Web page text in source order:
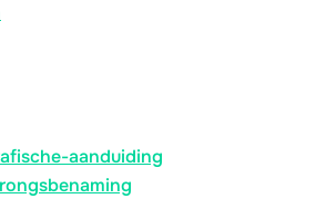
aanduiding